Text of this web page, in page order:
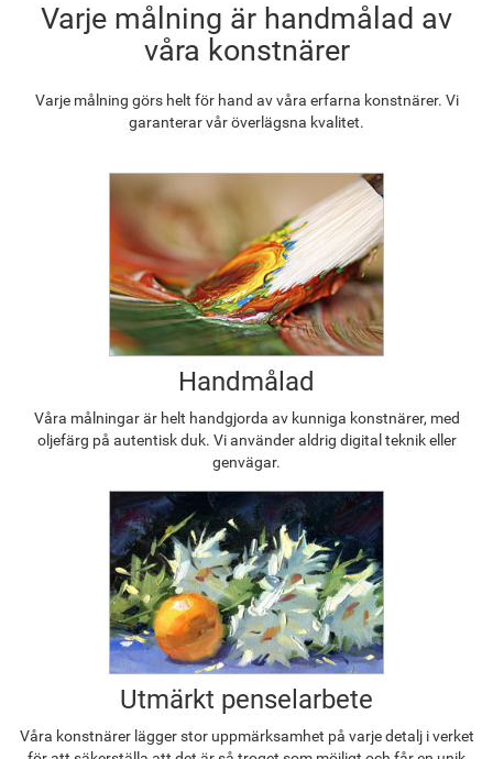
Varje målning är handmålad av
våra konstnärer
Varje målning görs helt för hand av våra erfarna konstnärer. Vi
garanterar vår överlägsna kvalitet.
Handmålad
Våra målningar är helt handgjorda av kunniga konstnärer, med
oljefärg på autentisk duk. Vi använder aldrig digital teknik eller
genvägar.
Utmärkt penselarbete
Våra konstnärer lägger stor uppmärksamhet på varje detalj i verket